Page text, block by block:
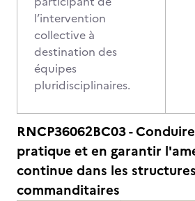
l’intervention
collective à
destination des
équipes
pluridisciplinaires.
RNCP36062BC03 -
pratique et en garantir
continue dans les structures
commanditaires